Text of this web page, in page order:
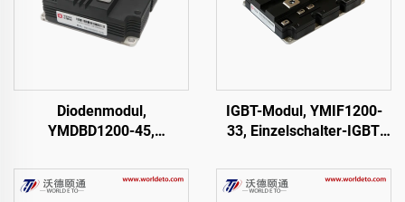
Diodenmodul,
YMDBD1200-45,
IGBT-Modul, YMIF1200-
33, Einzelschalter-IGBT,